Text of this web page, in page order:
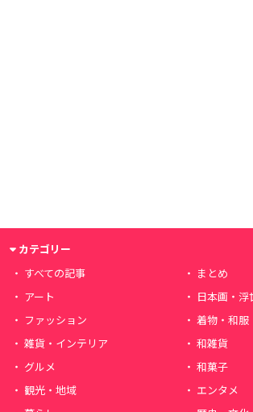
カテゴリー
すべての記事
まとめ
アート
日本画・浮
ファッション
着物・和服
雑貨・インテリア
和雑貨
グルメ
和菓子
観光・地域
エンタメ